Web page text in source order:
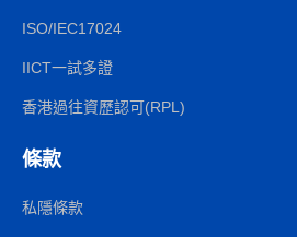
ISO/IEC17024
IICT一試多證
香港過往資歷認可(RPL)
條款
私隱條款